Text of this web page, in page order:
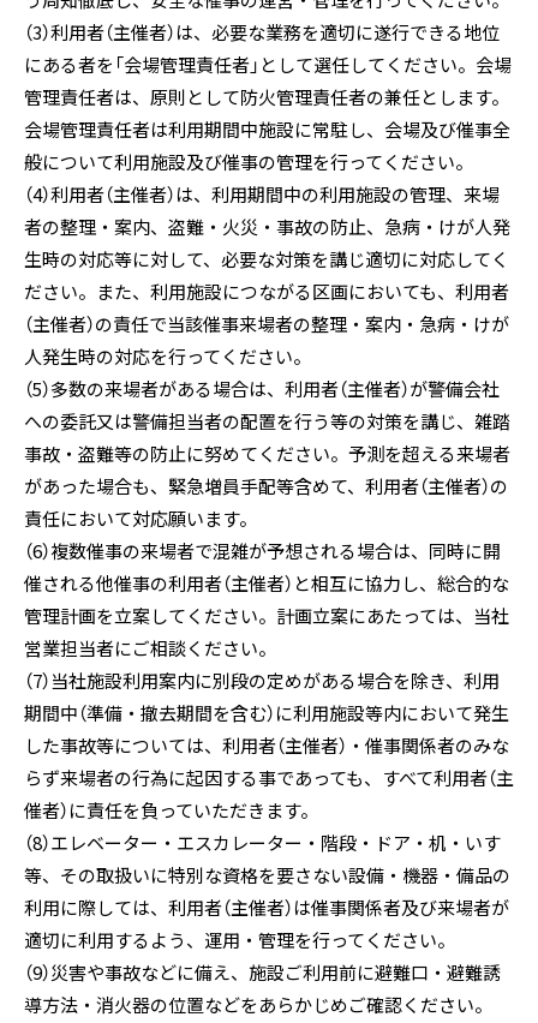
（3）利用者（主催者）は、必要な業務を適切に遂行できる地位
にある者を「会場管理責任者」として選任してください。会場
管理責任者は、原則として防火管理責任者の兼任とします。
会場管理責任者は利用期間中施設に常駐し、会場及び催事全
般について利用施設及び催事の管理を行ってください。
（4）利用者（主催者）は、利用期間中の利用施設の管理、来場
者の整理・案内、盗難・火災・事故の防止、急病・けが人発
生時の対応等に対して、必要な対策を講じ適切に対応してく
ださい。また、利用施設につながる区画においても、利用者
（主催者）の責任で当該催事来場者の整理・案内・急病・けが
人発生時の対応を行ってください。
（5）多数の来場者がある場合は、利用者（主催者）が警備会社
への委託又は警備担当者の配置を行う等の対策を講じ、雑踏
事故・盗難等の防止に努めてください。予測を超える来場者
があった場合も、緊急増員手配等含めて、利用者（主催者）の
責任において対応願います。
（6）複数催事の来場者で混雑が予想される場合は、同時に開
催される他催事の利用者（主催者）と相互に協力し、総合的な
管理計画を立案してください。計画立案にあたっては、当社
営業担当者にご相談ください。
（7）当社施設利用案内に別段の定めがある場合を除き、利用
期間中（準備・撤去期間を含む）に利用施設等内において発生
した事故等については、利用者（主催者）・催事関係者のみな
らず来場者の行為に起因する事であっても、すべて利用者（主
催者）に責任を負っていただきます。
（8）エレベーター・エスカレーター・階段・ドア・机・いす
等、その取扱いに特別な資格を要さない設備・機器・備品の
利用に際しては、利用者（主催者）は催事関係者及び来場者が
適切に利用するよう、運用・管理を行ってください。
（9）災害や事故などに備え、施設ご利用前に避難口・避難誘
導方法・消火器の位置などをあらかじめご確認ください。